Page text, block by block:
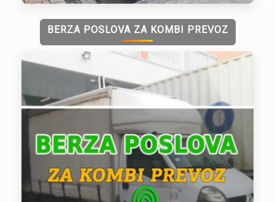
BERZA POSLOVA ZA KOMBI PREVOZ